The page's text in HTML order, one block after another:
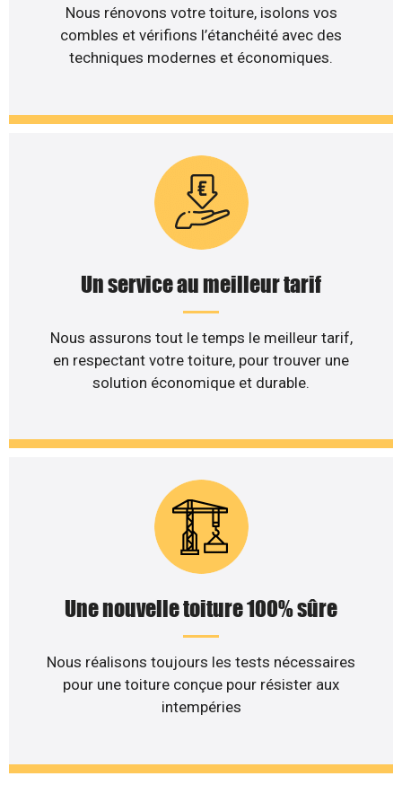
Nous rénovons votre toiture, isolons vos
combles et vérifions l’étanchéité avec des
techniques modernes et économiques.
Un service au meilleur tarif
Nous assurons tout le temps le meilleur tarif,
en respectant votre toiture, pour trouver une
solution économique et durable.
Une nouvelle toiture 100% sûre
Nous réalisons toujours les tests nécessaires
pour une toiture conçue pour résister aux
intempéries